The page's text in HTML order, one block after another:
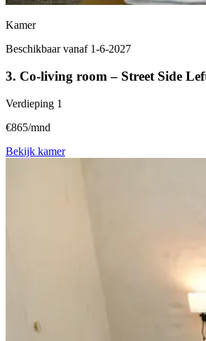
Kamer
Beschikbaar vanaf 1-6-2027
3. Co-living room – Street Side
Verdieping 1
€865/mnd
Bekijk kamer